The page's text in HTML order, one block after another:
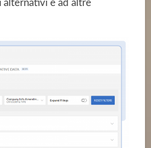
alternativi e ad altre